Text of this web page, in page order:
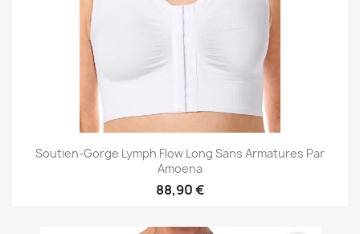
Soutien-Gorge Lymph Flow Long Sans Armatures Par
Amoena
88,90 €